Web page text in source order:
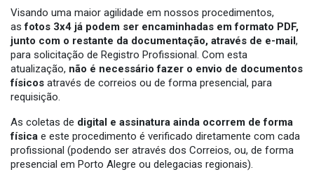
Visando uma maior agilidade em nossos procedimentos,
asfotos 3x4 já podem ser encaminhadas em formato PDF,
junto com o restante da documentação, através de e-mail,
para solicitação de Registro Profissional. Com esta
atualização, não é necessário fazer o envio de documentos
físicos através de correios ou de forma presencial, para
requisição.
As coletas de digital e assinatura ainda ocorrem de forma
física e este procedimento é verificado diretamente com cada
profissional (podendo ser através dos Correios, ou, de forma
presencial em Porto Alegre ou delegacias regionais).